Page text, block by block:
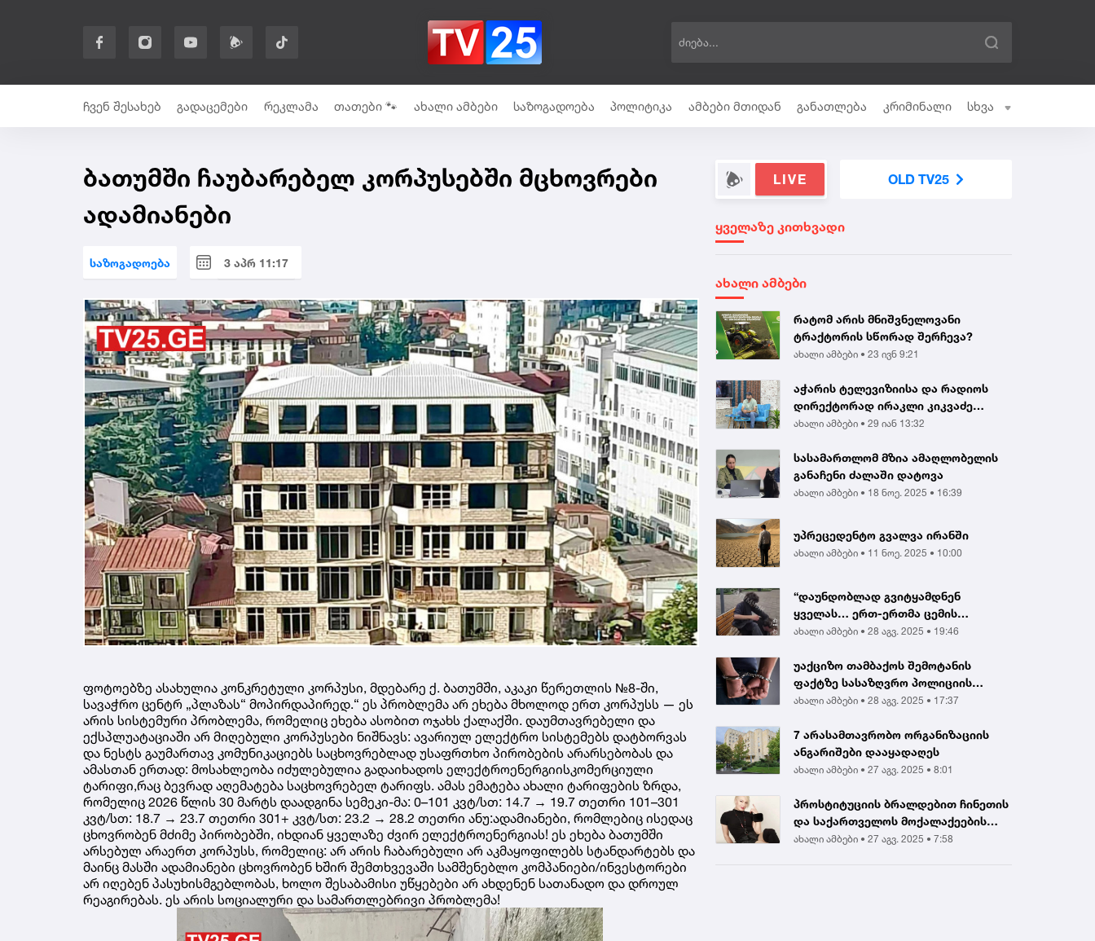
ჩვენ შესახებ გადაცემები რეკლამა თათები 🐾 ახალი ამბები საზოგადოება პოლიტიკა ამბები მთიდან განათლება კრიმინალი სხვა
ბათუმში ჩაუბარებელ კორპუსებში მცხოვრები
ადამიანები
საზოგადოება 3 აპრ 11:17
ფოტოებზე ასახულია კონკრეტული კორპუსი, მდებარე ქ. ბათუმში, აკაკი წერეთლის №8-ში,
სავაჭრო ცენტრ „პლაზას“ მოპირდაპირედ.“ ეს პრობლემა არ ეხება მხოლოდ ერთ კორპუსს — ეს
არის სისტემური პრობლემა, რომელიც ეხება ასობით ოჯახს ქალაქში. დაუმთავრებელი და
ექსპლუატაციაში არ მიღებული კორპუსები ნიშნავს: ავარიულ ელექტრო სისტემებს დატბორვას
და ნესტს გაუმართავ კომუნიკაციებს საცხოვრებლად უსაფრთხო პირობების არარსებობას და
ამასთან ერთად: მოსახლეობა იძულებულია გადაიხადოს ელექტროენერგიისკომერციული
ტარიფი,რაც ბევრად აღემატება საცხოვრებელ ტარიფს. ამას ემატება ახალი ტარიფების ზრდა,
რომელიც 2026 წლის 30 მარტს დაადგინა სემეკი-მა: 0–101 კვტ/სთ: 14.7 → 19.7 თეთრი 101–301
კვტ/სთ: 18.7 → 23.7 თეთრი 301+ კვტ/სთ: 23.2 → 28.2 თეთრი ანუ:ადამიანები, რომლებიც ისედაც
ცხოვრობენ მძიმე პირობებში, იხდიან ყველაზე ძვირ ელექტროენერგიას! ეს ეხება ბათუმში
არსებულ არაერთ კორპუსს, რომელიც: არ არის ჩაბარებული არ აკმაყოფილებს სტანდარტებს და
მაინც მასში ადამიანები ცხოვრობენ ხშირ შემთხვევაში სამშენებლო კომპანიები/ინვესტორები
არ იღებენ პასუხისმგებლობას, ხოლო შესაბამისი უწყებები არ ახდენენ სათანადო და დროულ
რეაგირებას. ეს არის სოციალური და სამართლებრივი პრობლემა!
LIVE OLD TV25
ყველაზე კითხვადი
ახალი ამბები
რატომ არის მნიშვნელოვანი
ტრაქტორის სწორად შერჩევა?
ახალი ამბები • 23 ივნ 9:21
აჭარის ტელევიზიისა და რადიოს
დირექტორად ირაკლი კიკვაძე
აირჩიეს
ახალი ამბები • 29 იან 13:32
სასამართლომ მზია ამაღლობელის
განაჩენი ძალაში დატოვა
ახალი ამბები • 18 ნოე. 2025 • 16:39
უპრეცედენტო გვალვა ირანში
ახალი ამბები • 11 ნოე. 2025 • 10:00
“დაუნდობლად გვიტყამდნენ
ყველას… ერთ-ერთმა ცემის
შედეგად გონება დაკარგა...
ახალი ამბები • 28 აგვ. 2025 • 19:46
უაქციზო თამბაქოს შემოტანის
ფაქტზე სასაზღვრო პოლიციის
ინსპექტორი და ერთ...
ახალი ამბები • 28 აგვ. 2025 • 17:37
7 არასამთავრობო ორგანიზაციის
ანგარიშები დააყადაღეს
ახალი ამბები • 27 აგვ. 2025 • 8:01
პროსტიტუციის ბრალდებით ჩინეთის
და საქართველოს მოქალაქეების
დააკავეს |...
ახალი ამბები • 27 აგვ. 2025 • 7:58